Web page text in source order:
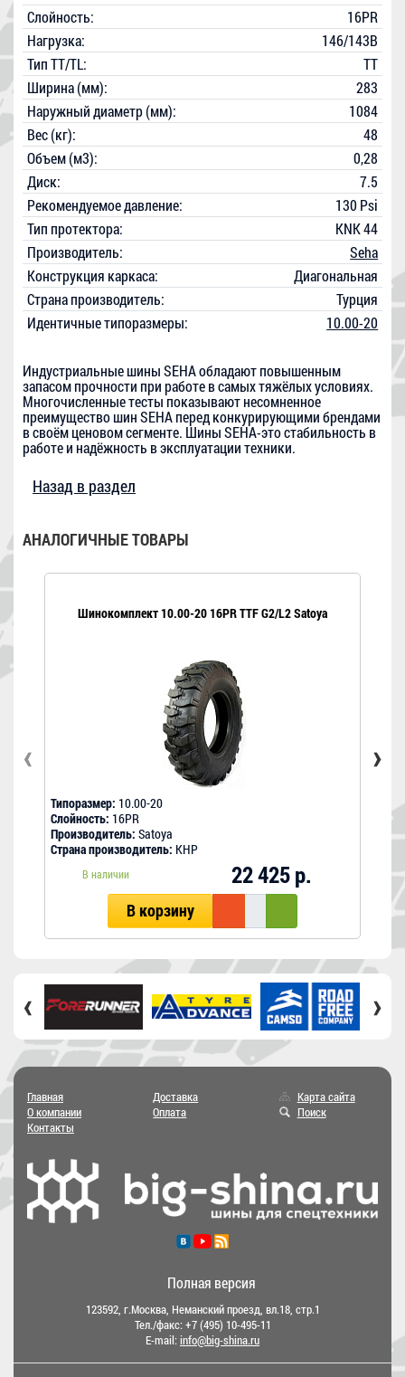
Слойность:
16PR
Нагрузка:
146/143B
Тип TT/TL:
TT
Ширина (мм):
283
Наружный диаметр (мм):
1084
Вес (кг):
48
Объем (м3):
0,28
Диск:
7.5
Рекомендуемое давление:
130 Psi
Тип протектора:
KNK 44
Производитель:
Seha
Конструкция каркаса:
Диагональная
Страна производитель:
Турция
Идентичные типоразмеры:
10.00-20
Индустриальные шины SEHA обладают повышенным
запасом прочности при работе в самых тяжёлых условиях.
Многочисленные тесты показывают несомненное
преимущество шин SEHA перед конкурирующими брендами
в своём ценовом сегменте. Шины SEHA-это стабильность в
работе и надёжность в эксплуатации техники.
Назад в раздел
АНАЛОГИЧНЫЕ ТОВАРЫ
Шинокомплект 10.00-20 16PR TTF G2/L2 Satoya
Типоразмер: 10.00-20
Слойность: 16PR
Производитель: Satoya
Страна производитель: КНР
В наличии 22 425 р.
В корзину
‹ ›
‹ ›
Главная
О компании
Контакты
Доставка
Оплата
Карта сайта
Поиск
Полная версия
123592, г.Москва, Неманский проезд, вл.18, стр.1
Тел./факс:+7 (495) 10-495-11
E-mail:info@big-shina.ru